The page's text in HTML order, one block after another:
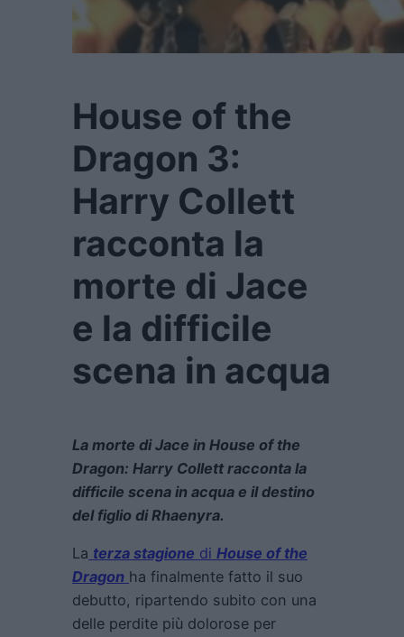
House of the
Dragon 3:
Harry Collett
racconta la
morte di Jace
e la difficile
scena in acqua
La morte di Jace in House of the
Dragon: Harry Collett racconta la
difficile scena in acqua e il destino
del figlio di Rhaenyra.
La terza stagione di House of the
Dragon ha finalmente fatto il suo
debutto, ripartendo subito con una
delle perdite più dolorose per